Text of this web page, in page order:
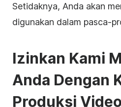
Setidaknya, Anda akan
digunakan dalam pasca-
Izinkan Kami
Anda Dengan
Produksi